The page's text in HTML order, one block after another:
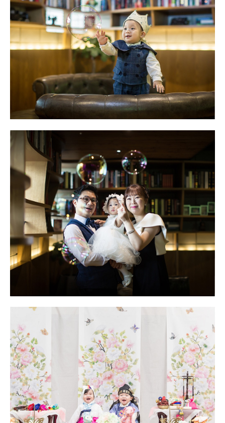
돌 야외촬영대구돌스냅
제니스 달서점대구돌스냅
제니스 달서점대구돌스냅